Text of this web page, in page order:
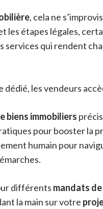
, cela ne
les étapes légales,
services qui rendent
dédié, les vendeurs
biens immobiliers
pour booster la
humain pour
différents mandats
la main sur votre